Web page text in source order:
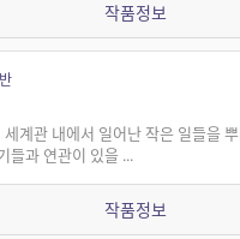
작품정보
세계관 내에서 일어난 작은 일들을
들과 연관이 있을 ...
작품정보